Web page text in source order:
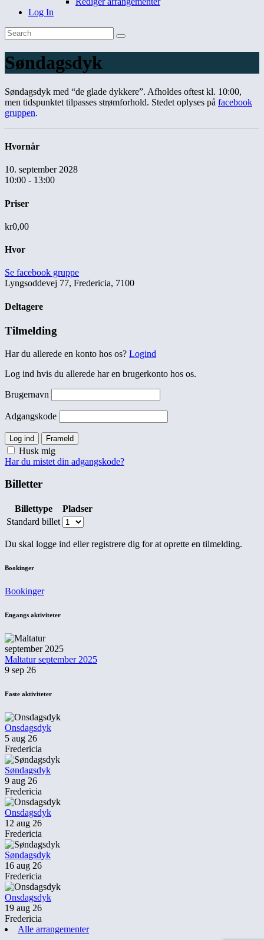
Log In
Søndagsdyk
Søndagsdyk med “de glade dykkere”. Afholdes oftest kl. 10:00,
men tidspunktet tilpasses strømforhold. Stedet oplyses på facebook
gruppen.
Hvornår
10. september 2028
10:00 - 13:00
Priser
kr0,00
Hvor
Se facebook gruppe
Lyngsoddevej 77, Fredericia, 7100
Deltagere
Tilmelding
Har du allerede en konto hos os? Logind
Log ind hvis du allerede har en brugerkonto hos os.
Brugernavn
Adgangskode
Log ind Frameld
Husk mig
Har du mistet din adgangskode?
Billetter
Billettype
Pladser
Standard billet
Du skal logge ind eller registrere dig for at oprette en tilmelding.
Bookinger
Bookinger
Engangs aktiviteter
Maltatur september 2025
9 sep 26
Faste aktiviteter
Onsdagsdyk
5 aug 26
Fredericia
Søndagsdyk
9 aug 26
Fredericia
Onsdagsdyk
12 aug 26
Fredericia
Søndagsdyk
16 aug 26
Fredericia
Onsdagsdyk
19 aug 26
Fredericia
Alle arrangementer